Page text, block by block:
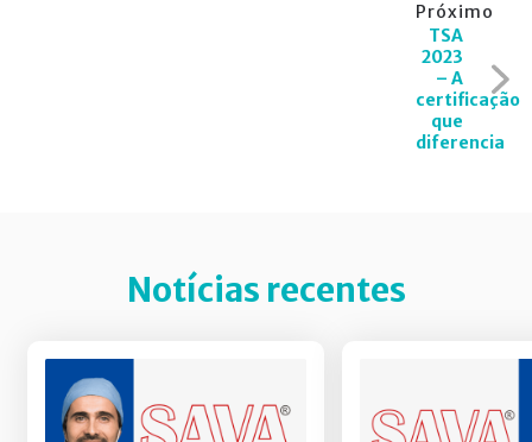
Próximo
TSA
2023
– A
certificação
que
diferencia
Notícias recentes